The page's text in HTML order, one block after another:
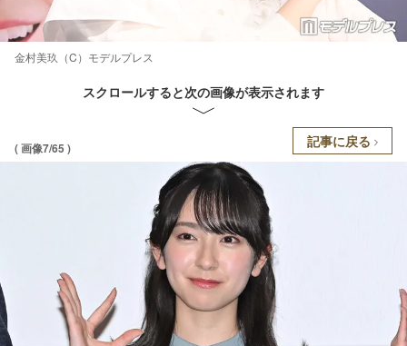
金村美玖（C）モデルプレス
スクロールすると次の画像が表示されます
( 画像7/65 ) 記事に戻る